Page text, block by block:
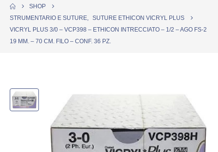
SHOP
STRUMENTARIO E SUTURE, SUTURE ETHICON VICRYL PLUS
VICRYL PLUS 3/0 – VCP398 – ETHICON INTRECCIATO – 1/2 – AGO FS-2
19 MM. – 70 CM. FILO – CONF. 36 PZ.